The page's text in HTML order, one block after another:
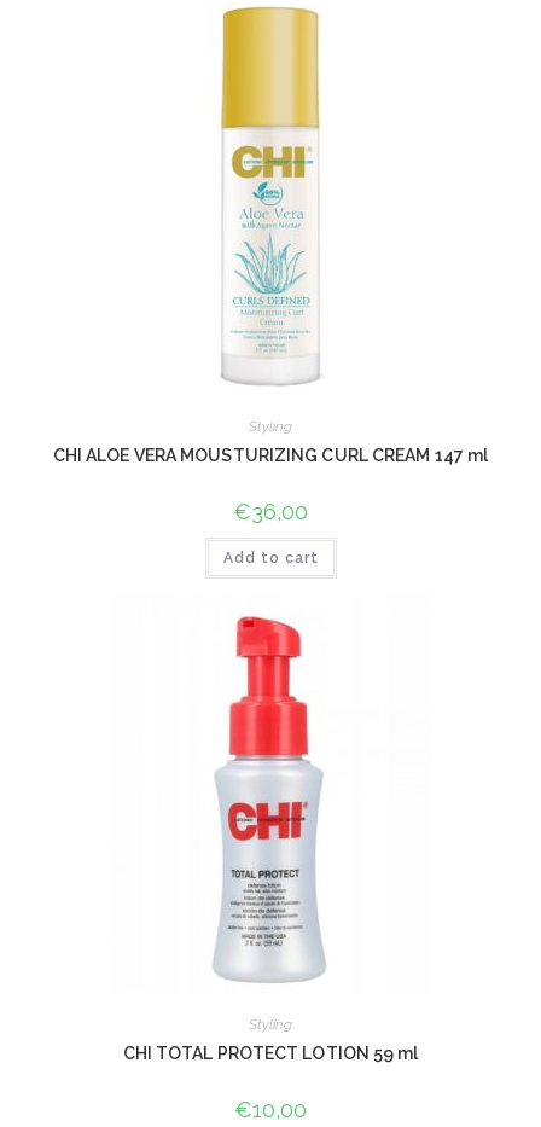
Styling
CHI ALOE VERA MOUSTURIZING CURL CREAM 147 ml
€36,00
Add to cart
Styling
CHI TOTAL PROTECT LOTION 59 ml
€10,00